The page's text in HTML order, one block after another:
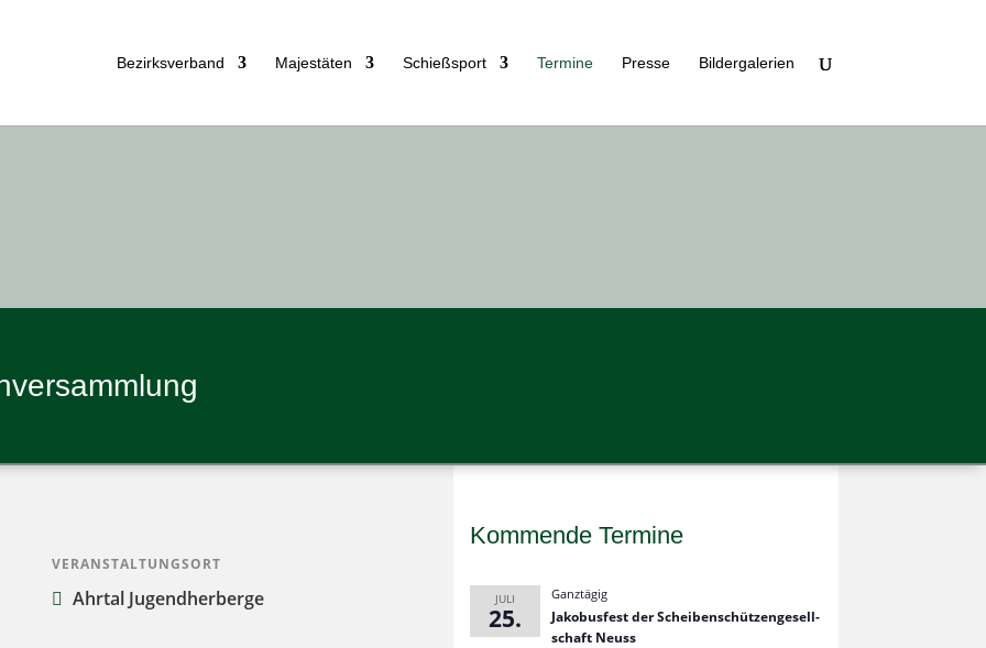
Bezirks­ver­band Majes­tä­ten Schieß­sport Ter­mine Presse Bil­der­ga­le­rien
VERANSTALTUNGSORT
Ahrtal Jugend­her­berge
Kommende Termine
JULI
25
Ganztägig
Jako­bus­fest der Schei­ben­schüt­zen­ge­sell­
schaft Neuss